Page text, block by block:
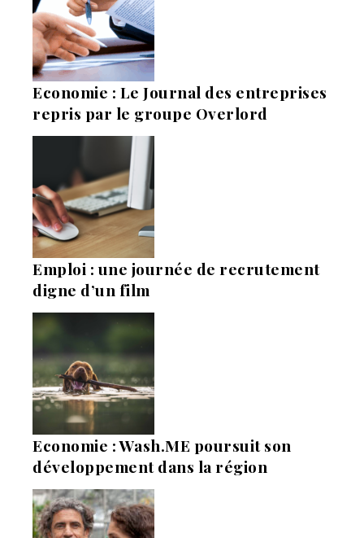
Economie : Le Journal des entreprises
repris par le groupe Overlord
Emploi : une journée de recrutement
digne d’un film
Economie : Wash.ME poursuit son
développement dans la région